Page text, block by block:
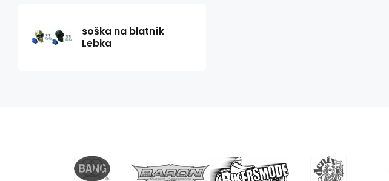
soška na blatník
Lebka